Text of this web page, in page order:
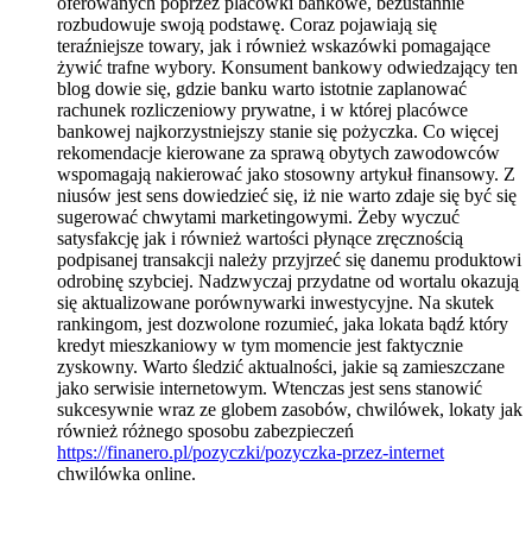
rozbudowuje swoją podstawę. Coraz pojawiają się
teraźniejsze towary, jak i również wskazówki pomagające
żywić trafne wybory. Konsument bankowy odwiedzający ten
blog dowie się, gdzie banku warto istotnie zaplanować
rachunek rozliczeniowy prywatne, i w której placówce
bankowej najkorzystniejszy stanie się pożyczka. Co więcej
rekomendacje kierowane za sprawą obytych zawodowców
wspomagają nakierować jako stosowny artykuł finansowy. Z
niusów jest sens dowiedzieć się, iż nie warto zdaje się być się
sugerować chwytami marketingowymi. Żeby wyczuć
satysfakcję jak i również wartości płynące zręcznością
podpisanej transakcji należy przyjrzeć się danemu produktowi
odrobinę szybciej. Nadzwyczaj przydatne od wortalu okazują
się aktualizowane porównywarki inwestycyjne. Na skutek
rankingom, jest dozwolone rozumieć, jaka lokata bądź który
kredyt mieszkaniowy w tym momencie jest faktycznie
zyskowny. Warto śledzić aktualności, jakie są zamieszczane
jako serwisie internetowym. Wtenczas jest sens stanowić
sukcesywnie wraz ze globem zasobów, chwilówek, lokaty jak
również różnego sposobu zabezpieczeń
https://finanero.pl/pozyczki/pozyczka-przez-internet
chwilówka online.